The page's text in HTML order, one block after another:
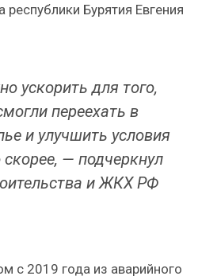
республики Бурятия Евгения
ускорить для того,
переехать в
и улучшить условия
— подчеркнул
и ЖКХ РФ
с 2019 года из аварийного